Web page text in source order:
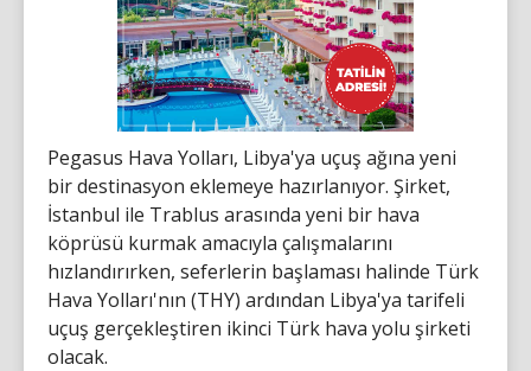
Pegasus Hava Yolları, Libya'ya uçuş ağına yeni
bir destinasyon eklemeye hazırlanıyor. Şirket,
İstanbul ile Trablus arasında yeni bir hava
köprüsü kurmak amacıyla çalışmalarını
hızlandırırken, seferlerin başlaması halinde Türk
Hava Yolları'nın (THY) ardından Libya'ya tarifeli
uçuş gerçekleştiren ikinci Türk hava yolu şirketi
olacak.